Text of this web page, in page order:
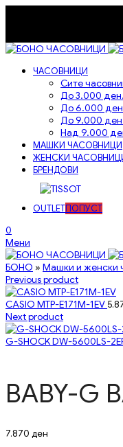
ЧАСОВНИЦИ
Сите
До 3.000 ден.
До 6.000
До 9.000
Над 9.000
МАШКИ ЧАСОВНИЦИ
ЖЕНСКИ
БРЕНДОВИ
OUTLETПОПУСТ
0
Мени
БОНО » Машки и женски
Previous product
CASIO MTP-E171M-1EV
Next product
G-SHOCK DW-5600LS-
BABY-G
7.870 ден